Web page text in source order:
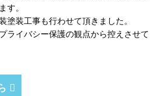
す。
塗装工事も行わせて頂きました。
ライバシー保護の観点から控えさせて